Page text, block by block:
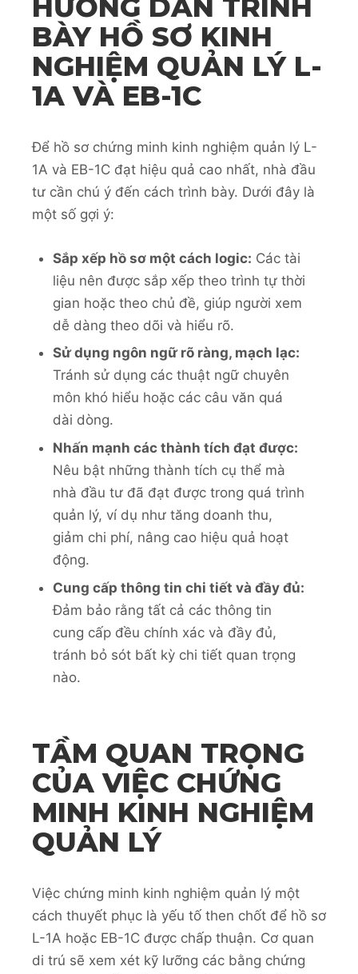
HƯỚNG DẪN TRÌNH
BÀY HỒ SƠ KINH
NGHIỆM QUẢN LÝ L-
1A VÀ EB-1C
Để hồ sơ chứng minh kinh nghiệm quản lý L-
1A và EB-1C đạt hiệu quả cao nhất, nhà đầu
tư cần chú ý đến cách trình bày. Dưới đây là
một số gợi ý:
Sắp xếp hồ sơ một cách logic: Các tài
liệu nên được sắp xếp theo trình tự thời
gian hoặc theo chủ đề, giúp người xem
dễ dàng theo dõi và hiểu rõ.
Sử dụng ngôn ngữ rõ ràng, mạch lạc:
Tránh sử dụng các thuật ngữ chuyên
môn khó hiểu hoặc các câu văn quá
dài dòng.
Nhấn mạnh các thành tích đạt được:
Nêu bật những thành tích cụ thể mà
nhà đầu tư đã đạt được trong quá trình
quản lý, ví dụ như tăng doanh thu,
giảm chi phí, nâng cao hiệu quả hoạt
động.
Cung cấp thông tin chi tiết và đầy đủ:
Đảm bảo rằng tất cả các thông tin
cung cấp đều chính xác và đầy đủ,
tránh bỏ sót bất kỳ chi tiết quan trọng
nào.
TẦM QUAN TRỌNG
CỦA VIỆC CHỨNG
MINH KINH NGHIỆM
QUẢN LÝ
Việc chứng minh kinh nghiệm quản lý một
cách thuyết phục là yếu tố then chốt để hồ sơ
L-1A hoặc EB-1C được chấp thuận. Cơ quan
di trú sẽ xem xét kỹ lưỡng các bằng chứng